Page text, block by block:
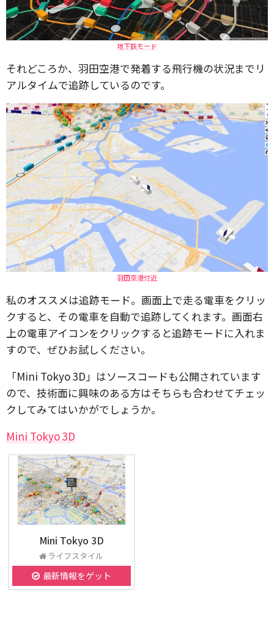
地下鉄モード
それどころか、羽田空港で発着する飛行機の状況までリ
アルタイムで追跡しているのです。
羽田空港付近
私のオススメは追跡モード。画面上で走る電車をクリッ
クすると、その電車を自動で追跡してくれます。画面右
上の電車アイコンをクリックすると追跡モードに入れま
すので、ぜひお試しください。
「Mini Tokyo 3D」はソースコードも公開されています
ので、技術面に興味のある方はそちらも合わせてチェッ
クしてみてはいかがでしょうか。
Mini Tokyo 3D
Mini Tokyo 3D
ライフスタイル
最新情報をゲット